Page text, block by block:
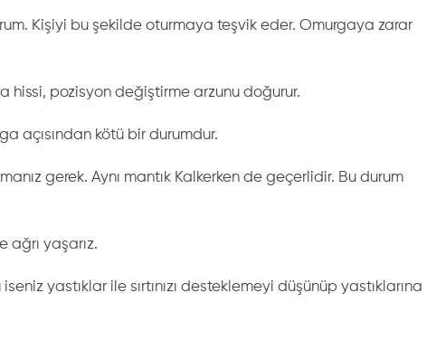
Kişiyi bu şekilde oturmaya teşvik eder. Omurgaya zarar
hissi, pozisyon değiştirme arzunu doğurur.
açısından kötü bir durumdur.
gerek. Aynı mantık Kalkerken de geçerlidir. Bu durum
ağrı yaşarız.
yastıklar ile sırtınızı desteklemeyi düşünüp yastıklarına